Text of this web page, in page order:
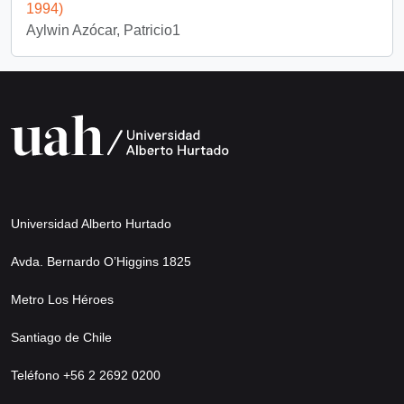
1994)
Aylwin Azócar, Patricio1
Universidad Alberto Hurtado
Avda. Bernardo O’Higgins 1825
Metro Los Héroes
Santiago de Chile
Teléfono +56 2 2692 0200